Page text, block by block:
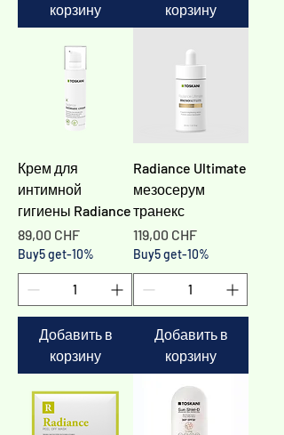
корзину
корзину
Крем для
интимной
гигиены Radiance
Цена
89,00 CHF
Buy5 get-10%
Добавить в
корзину
Radiance Ultimate
мезосерум
транекс
Цена
119,00 CHF
Buy5 get-10%
Добавить в
корзину